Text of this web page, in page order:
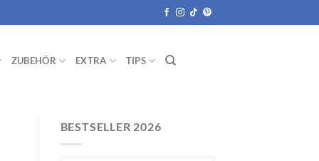
ZUBEHÖR EXTRA TIPS
BESTSELLER 2026